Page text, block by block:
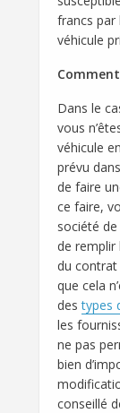
francs par
véhicule
Dans le
vous
véhicule
prévu
de faire
ce faire,
société
de
du
que cela
destypes
les
ne pas
bien
conseillé